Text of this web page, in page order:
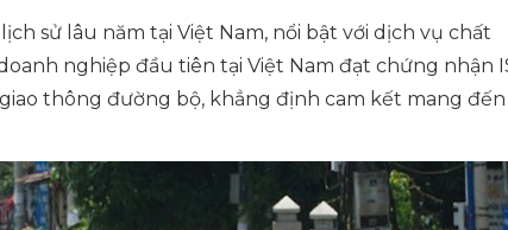
sử lâu năm tại Việt Nam, nổi bật với dịch vụ chất
nghiệp đầu tiên tại Việt Nam đạt chứng nhận
thông đường bộ, khẳng định cam kết mang đến